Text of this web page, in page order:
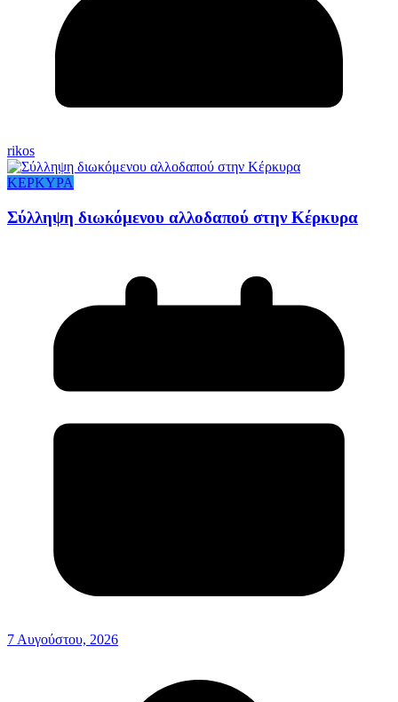
rikos
ΚΕΡΚΥΡΑ
Σύλληψη διωκόμενου αλλοδαπού στην Κέρκυρα
7 Αυγούστου, 2026